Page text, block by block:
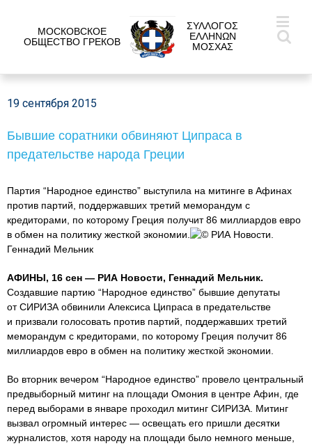
МОСКОВСКОЕ
ОБЩЕСТВО ГРЕКОВ
ΣΥΛΛΟΓΟΣ
ΕΛΛΗΝΩΝ
ΜΟΣΧΑΣ
19 сентября 2015
Бывшие соратники обвиняют Ципраса в
предательстве народа Греции
Партия “Народное единство” выступила на митинге в Афинах
против партий, поддержавших третий меморандум с
кредиторами, по которому Греция получит 86 миллиардов евро
в обмен на политику жесткой экономии.
© РИА Новости.
Геннадий Мельник
АФИНЫ, 16 сен — РИА Новости, Геннадий Мельник.
Создавшие партию “Народное единство” бывшие депутаты
от СИРИЗА обвинили Алексиса Ципраса в предательстве
и призвали голосовать против партий, поддержавших третий
меморандум с кредиторами, по которому Греция получит 86
миллиардов евро в обмен на политику жесткой экономии.
Во вторник вечером “Народное единство” провело центральный
предвыборный митинг на площади Омония в центре Афин, где
перед выборами в январе проходил митинг СИРИЗА. Митинг
вызвал огромный интерес — освещать его пришли десятки
журналистов, хотя народу на площади было немного меньше,